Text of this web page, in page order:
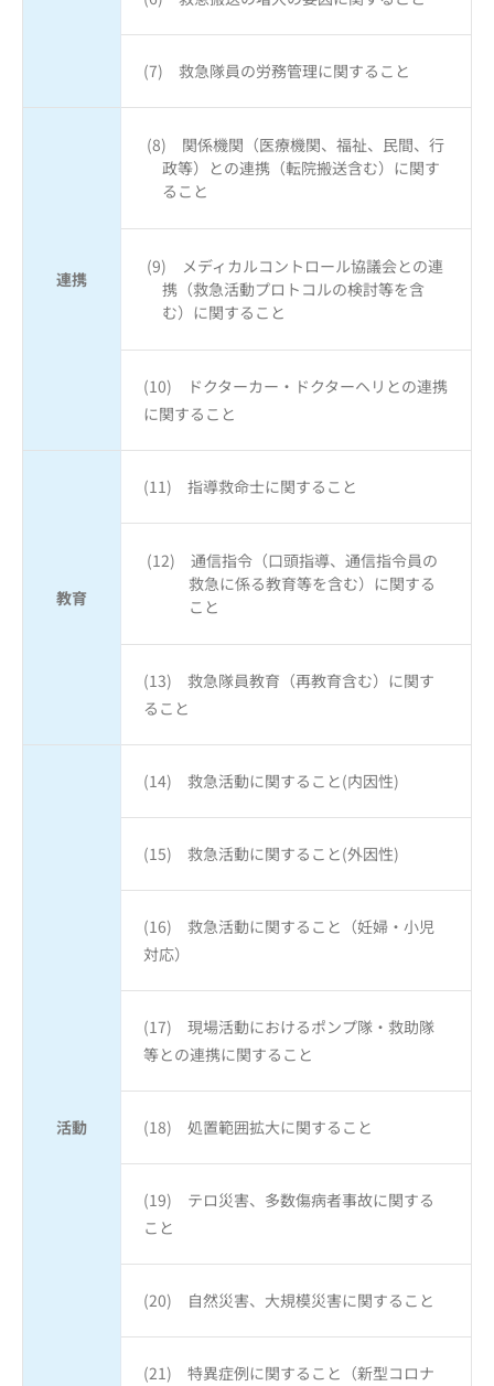
(7) 救急隊員の労務管理に関すること
連携
(8) 関係機関（医療機関、福祉、民間、行
政等）との連携（転院搬送含む）に関す
ること
(9) メディカルコントロール協議会との連
携（救急活動プロトコルの検討等を含
む）に関すること
(10) ドクターカー・ドクターヘリとの連携
に関すること
教育
(11) 指導救命士に関すること
(12) 通信指令（口頭指導、通信指令員の
救急に係る教育等を含む）に関する
こと
(13) 救急隊員教育（再教育含む）に関す
ること
活動
(14) 救急活動に関すること(内因性)
(15) 救急活動に関すること(外因性)
(16) 救急活動に関すること（妊婦・小児
対応）
(17) 現場活動におけるポンプ隊・救助隊
等との連携に関すること
(18) 処置範囲拡大に関すること
(19) テロ災害、多数傷病者事故に関する
こと
(20) 自然災害、大規模災害に関すること
(21) 特異症例に関すること（新型コロナ